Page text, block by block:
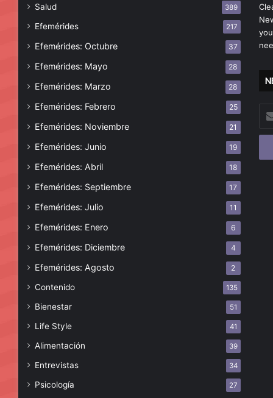
Salud 389
Efemérides 217
Efemérides: Octubre 37
Efemérides: Mayo 28
Efemérides: Marzo 28
Efemérides: Febrero 25
Efemérides: Noviembre 21
Efemérides: Junio 19
Efemérides: Abril 18
Efemérides: Septiembre 17
Efemérides: Julio 11
Efemérides: Enero 6
Efemérides: Diciembre 4
Efemérides: Agosto 2
Contenido 135
Bienestar 51
Life Style 41
Alimentación 39
Entrevistas 34
Psicología 27